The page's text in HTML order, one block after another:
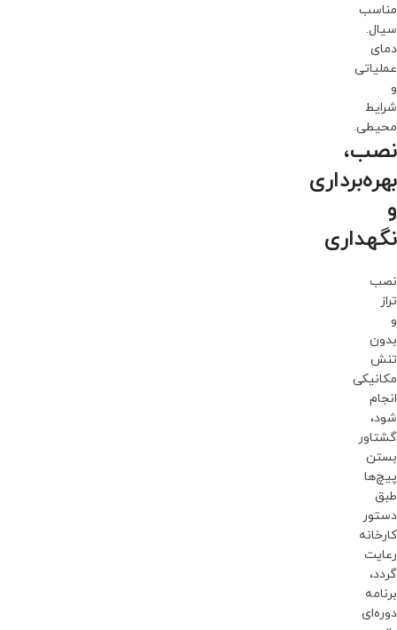
مناسب
سیال.
دمای
عملیاتی
و
شرایط
محیطی.
نصب،
بهره‌برداری
و
نگهداری
نصب
تراز
و
بدون
تنش
مکانیکی
انجام
شود،
گشتاور
بستن
پیچ‌ها
طبق
دستور
کارخانه
رعایت
گردد،
برنامه
دوره‌ای